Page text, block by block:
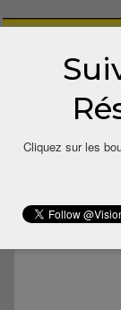
LAISSER UN
Cliquez sur les